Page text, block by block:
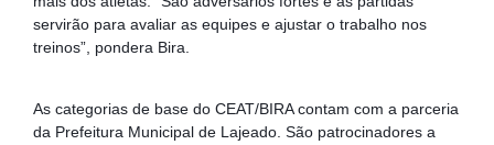
servirão para avaliar as equipes e ajustar o trabalho nos
treinos”, pondera Bira.
As categorias de base do CEAT/BIRA contam com a parceria
da Prefeitura Municipal de Lajeado. São patrocinadores a